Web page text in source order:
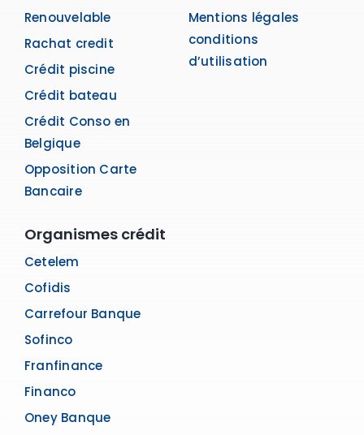
Renouvelable
Rachat credit
Crédit piscine
Crédit bateau
Crédit Conso en
Belgique
Opposition Carte
Bancaire
Mentions légales
conditions
d’utilisation
Organismes crédit
Cetelem
Cofidis
Carrefour Banque
Sofinco
Franfinance
Financo
Oney Banque